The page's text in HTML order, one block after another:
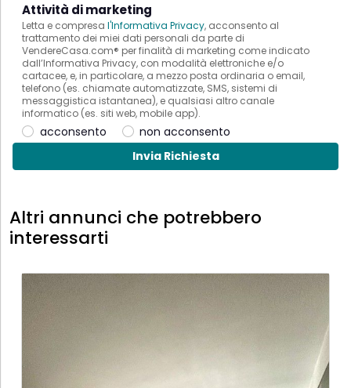
Attività di marketing
Letta e compresa l'Informativa Privacy, acconsento al
trattamento dei miei dati personali da parte di
VendereCasa.com® per finalità di marketing come indicato
dall’Informativa Privacy, con modalità elettroniche e/o
cartacee, e, in particolare, a mezzo posta ordinaria o email,
telefono (es. chiamate automatizzate, SMS, sistemi di
messaggistica istantanea), e qualsiasi altro canale
informatico (es. siti web, mobile app).
acconsento
non acconsento
Invia Richiesta
Altri annunci che potrebbero
interessarti